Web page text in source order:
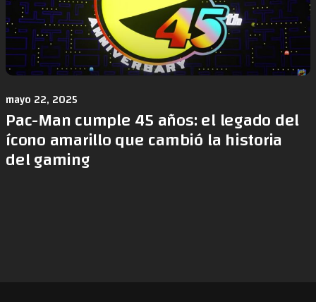
mayo 22, 2025
Pac-Man cumple 45 años: el legado del
ícono amarillo que cambió la historia
del gaming